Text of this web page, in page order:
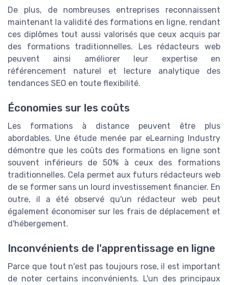
De plus, de nombreuses entreprises reconnaissent
maintenant la validité des formations en ligne, rendant
ces diplômes tout aussi valorisés que ceux acquis par
des formations traditionnelles. Les rédacteurs web
peuvent ainsi améliorer leur expertise en
référencement naturel et lecture analytique des
tendances SEO en toute flexibilité.
Économies sur les coûts
Les formations à distance peuvent être plus
abordables. Une étude menée par eLearning Industry
démontre que les coûts des formations en ligne sont
souvent inférieurs de 50% à ceux des formations
traditionnelles. Cela permet aux futurs rédacteurs web
de se former sans un lourd investissement financier. En
outre, il a été observé qu'un rédacteur web peut
également économiser sur les frais de déplacement et
d'hébergement.
Inconvénients de l'apprentissage en ligne
Parce que tout n'est pas toujours rose, il est important
de noter certains inconvénients. L'un des principaux